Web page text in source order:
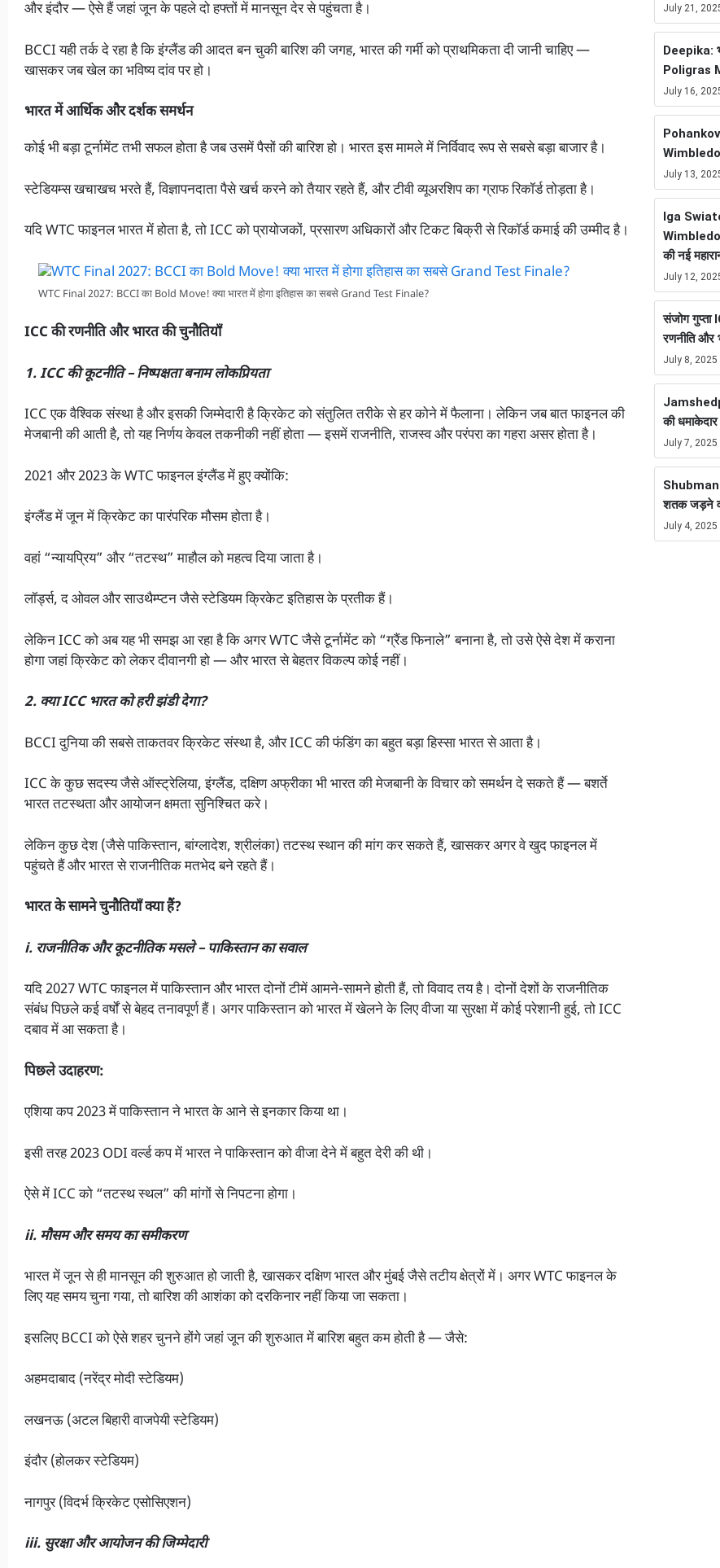
और इंदौर — ऐसे हैं जहां जून के पहले दो हफ्तों में मानसून देर से पहुंचता है।
BCCI यही तर्क दे रहा है कि इंग्लैंड की आदत बन चुकी बारिश की जगह, भारत की गर्मी को प्राथमिकता दी जानी चाहिए —
खासकर जब खेल का भविष्य दांव पर हो।
भारत में आर्थिक और दर्शक समर्थन
कोई भी बड़ा टूर्नामेंट तभी सफल होता है जब उसमें पैसों की बारिश हो। भारत इस मामले में निर्विवाद रूप से सबसे बड़ा बाजार है।
स्टेडियम्स खचाखच भरते हैं, विज्ञापनदाता पैसे खर्च करने को तैयार रहते हैं, और टीवी व्यूअरशिप का ग्राफ रिकॉर्ड तोड़ता है।
यदि WTC फाइनल भारत में होता है, तो ICC को प्रायोजकों, प्रसारण अधिकारों और टिकट बिक्री से रिकॉर्ड कमाई की उम्मीद है।
WTC Final 2027: BCCI का Bold Move! क्या भारत में होगा इतिहास का सबसे Grand Test Finale?
ICC की रणनीति और भारत की चुनौतियाँ
1. ICC की कूटनीति – निष्पक्षता बनाम लोकप्रियता
ICC एक वैश्विक संस्था है और इसकी जिम्मेदारी है क्रिकेट को संतुलित तरीके से हर कोने में फैलाना। लेकिन जब बात फाइनल की
मेजबानी की आती है, तो यह निर्णय केवल तकनीकी नहीं होता — इसमें राजनीति, राजस्व और परंपरा का गहरा असर होता है।
2021 और 2023 के WTC फाइनल इंग्लैंड में हुए क्योंकि:
इंग्लैंड में जून में क्रिकेट का पारंपरिक मौसम होता है।
वहां “न्यायप्रिय” और “तटस्थ” माहौल को महत्व दिया जाता है।
लॉर्ड्स, द ओवल और साउथैम्प्टन जैसे स्टेडियम क्रिकेट इतिहास के प्रतीक हैं।
लेकिन ICC को अब यह भी समझ आ रहा है कि अगर WTC जैसे टूर्नामेंट को “ग्रैंड फिनाले” बनाना है, तो उसे ऐसे देश में कराना
होगा जहां क्रिकेट को लेकर दीवानगी हो — और भारत से बेहतर विकल्प कोई नहीं।
2. क्या ICC भारत को हरी झंडी देगा?
BCCI दुनिया की सबसे ताकतवर क्रिकेट संस्था है, और ICC की फंडिंग का बहुत बड़ा हिस्सा भारत से आता है।
ICC के कुछ सदस्य जैसे ऑस्ट्रेलिया, इंग्लैंड, दक्षिण अफ्रीका भी भारत की मेजबानी के विचार को समर्थन दे सकते हैं — बशर्ते
भारत तटस्थता और आयोजन क्षमता सुनिश्चित करे।
लेकिन कुछ देश (जैसे पाकिस्तान, बांग्लादेश, श्रीलंका) तटस्थ स्थान की मांग कर सकते हैं, खासकर अगर वे खुद फाइनल में
पहुंचते हैं और भारत से राजनीतिक मतभेद बने रहते हैं।
भारत के सामने चुनौतियाँ क्या हैं?
i. राजनीतिक और कूटनीतिक मसले – पाकिस्तान का सवाल
यदि 2027 WTC फाइनल में पाकिस्तान और भारत दोनों टीमें आमने-सामने होती हैं, तो विवाद तय है। दोनों देशों के राजनीतिक
संबंध पिछले कई वर्षों से बेहद तनावपूर्ण हैं। अगर पाकिस्तान को भारत में खेलने के लिए वीजा या सुरक्षा में कोई परेशानी हुई, तो ICC
दबाव में आ सकता है।
पिछले उदाहरण:
एशिया कप 2023 में पाकिस्तान ने भारत के आने से इनकार किया था।
इसी तरह 2023 ODI वर्ल्ड कप में भारत ने पाकिस्तान को वीजा देने में बहुत देरी की थी।
ऐसे में ICC को “तटस्थ स्थल” की मांगों से निपटना होगा।
ii. मौसम और समय का समीकरण
भारत में जून से ही मानसून की शुरुआत हो जाती है, खासकर दक्षिण भारत और मुंबई जैसे तटीय क्षेत्रों में। अगर WTC फाइनल के
लिए यह समय चुना गया, तो बारिश की आशंका को दरकिनार नहीं किया जा सकता।
इसलिए BCCI को ऐसे शहर चुनने होंगे जहां जून की शुरुआत में बारिश बहुत कम होती है — जैसे:
अहमदाबाद (नरेंद्र मोदी स्टेडियम)
लखनऊ (अटल बिहारी वाजपेयी स्टेडियम)
इंदौर (होलकर स्टेडियम)
नागपुर (विदर्भ क्रिकेट एसोसिएशन)
iii. सुरक्षा और आयोजन की जिम्मेदारी
July 21,
Deepika:
Poligras
July 16,
July 13,
Iga
की नई
July 12,
संजोग गुप्ता
रणनीति और
July 8, 2025
की
July 7, 2025
Shubman
शतक जड़ने
July 4, 2025